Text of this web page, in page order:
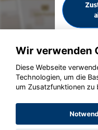
©
Wir verwenden
Diese Webseite
Technologien, um die
um Zusatzfunktionen zu